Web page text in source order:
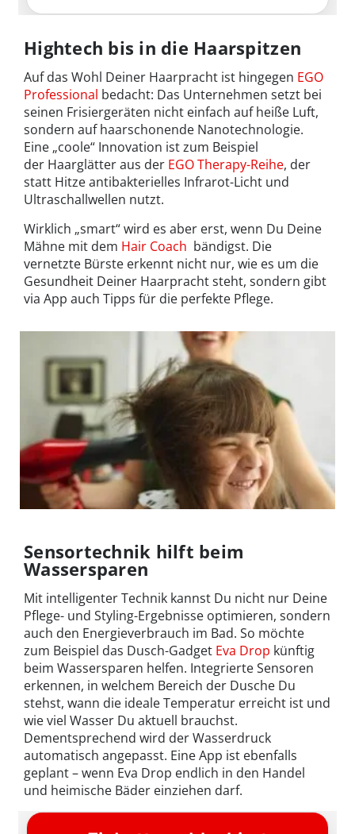
Hightech bis in die Haarspitzen
Auf das Wohl Deiner Haarpracht ist hingegen EGO
Professional bedacht: Das Unternehmen setzt bei
seinen Frisiergeräten nicht einfach auf heiße Luft,
sondern auf haarschonende Nanotechnologie.
Eine „coole“ Innovation ist zum Beispiel
der Haarglätter aus der EGO Therapy-Reihe, der
statt Hitze antibakterielles Infrarot-Licht und
Ultraschallwellen nutzt.
Wirklich „smart“ wird es aber erst, wenn Du Deine
Mähne mit dem Hair Coach bändigst. Die
vernetzte Bürste erkennt nicht nur, wie es um die
Gesundheit Deiner Haarpracht steht, sondern gibt
via App auch Tipps für die perfekte Pflege.
Sensortechnik hilft beim
Wassersparen
Mit intelligenter Technik kannst Du nicht nur Deine
Pflege- und Styling-Ergebnisse optimieren, sondern
auch den Energieverbrauch im Bad. So möchte
zum Beispiel das Dusch-Gadget Eva Drop künftig
beim Wassersparen helfen. Integrierte Sensoren
erkennen, in welchem Bereich der Dusche Du
stehst, wann die ideale Temperatur erreicht ist und
wie viel Wasser Du aktuell brauchst.
Dementsprechend wird der Wasserdruck
automatisch angepasst. Eine App ist ebenfalls
geplant – wenn Eva Drop endlich in den Handel
und heimische Bäder einziehen darf.